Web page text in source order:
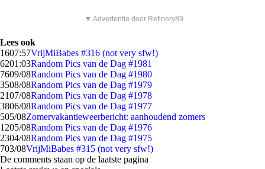
▼ Advertentie door Refinery89
Lees ook
1607:57VrijMiBabes #316 (not very sfw!)
6201:03Random Pics van de Dag #1981
7609/08Random Pics van de Dag #1980
3508/08Random Pics van de Dag #1979
2107/08Random Pics van de Dag #1978
3806/08Random Pics van de Dag #1977
505/08Zomervakantieweerbericht: aanhoudend zomers
1205/08Random Pics van de Dag #1976
2304/08Random Pics van de Dag #1975
703/08VrijMiBabes #315 (not very sfw!)
De comments staan op de laatste pagina